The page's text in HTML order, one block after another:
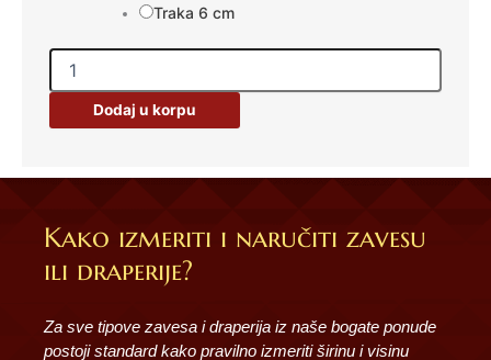
Traka 6 cm
Dodaj u korpu
Kako izmeriti i naručiti zavesu
ili draperije?
Za sve tipove zavesa i draperija iz naše bogate ponude
postoji standard kako pravilno izmeriti širinu i visinu